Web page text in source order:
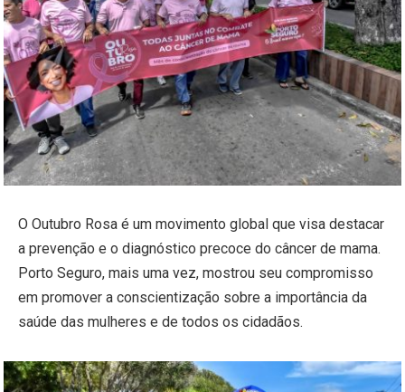
O Outubro Rosa é um movimento global que visa destacar
a prevenção e o diagnóstico precoce do câncer de mama.
Porto Seguro, mais uma vez, mostrou seu compromisso
em promover a conscientização sobre a importância da
saúde das mulheres e de todos os cidadãos.